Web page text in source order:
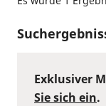
Exklusiver
Sie sich ein.